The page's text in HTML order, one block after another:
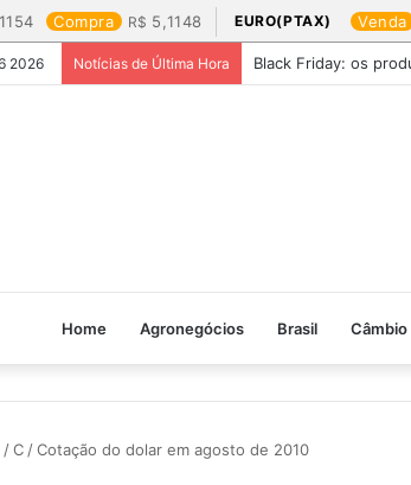
Compra 5,1148 EURO(PTAX) Venda
2026 Notícias de Última Hora Black Friday: os
Home Agronegócios Brasil Câmbio
/C /Cotação do dolar em agosto de 2010​